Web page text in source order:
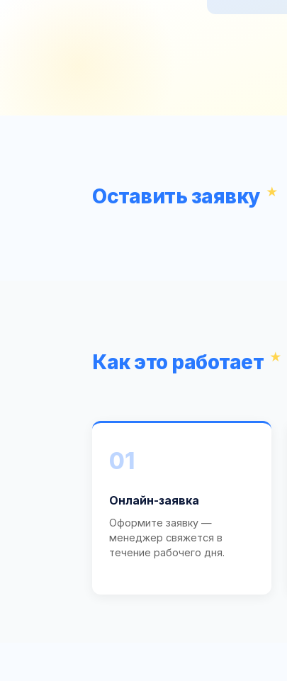
Оставить заявку
Как это работает
01
Онлайн-заявка
Оформите заявку —
менеджер свяжется в
течение рабочего дня.